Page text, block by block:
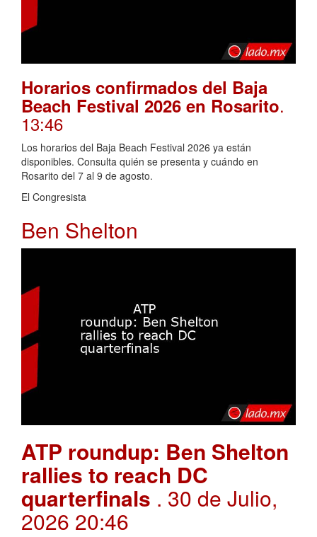
Horarios confirmados del Baja
Beach Festival 2026 en Rosarito.
13:46
Los horarios del Baja Beach Festival 2026 ya están
disponibles. Consulta quién se presenta y cuándo en
Rosarito del 7 al 9 de agosto.
El Congresista
Ben Shelton
ATP roundup: Ben Shelton
rallies to reach DC
quarterfinals . 30 de Julio,
2026 20:46